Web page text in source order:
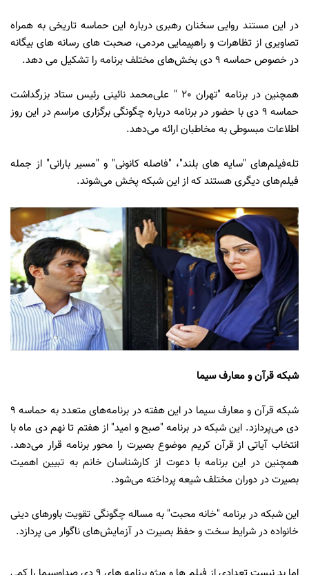
در این مستند روایی سخنان رهبری درباره این حماسه تاریخی به همراه
تصاویری از تظاهرات و راهپیمایی مردمی، صحبت های رسانه های بیگانه
در خصوص حماسه 9 دی بخش‌های مختلف برنامه را تشکیل می دهد.
همچنین در برنامه "تهران 20 " علی‌محمد نائینی رئیس ستاد بزرگداشت
حماسه 9 دی با حضور در برنامه درباره چگونگی برگزاری مراسم در این روز
اطلاعات مبسوطی به مخاطبان ارائه می‌دهد.
تله‌فیلم‌های "سایه های بلند"، "فاصله کانونی" و "مسیر بارانی" از جمله
فیلم‌های دیگری هستند که از این شبکه پخش می‌شوند.
شبکه قرآن و معارف سیما
شبکه قرآن و معارف سیما در این هفته در برنامه‌های متعدد به حماسه 9
دی می‌پردازد. این شبکه در برنامه "صبح و امید" از هفتم تا نهم دی ماه با
انتخاب آیاتی از قرآن کریم موضوع بصیرت را محور برنامه قرار می‌دهد.
همچنین در این برنامه با دعوت از کارشناسان خانم به تبیین اهمیت
بصیرت در دوران مختلف شیعه پرداخته می‌شود.
این شبکه در برنامه "خانه محبت" به مساله چگونگی تقویت باورهای دینی
خانواده در شرایط سخت و حفظ بصیرت در آزمایش‌های ناگوار می پردازد.